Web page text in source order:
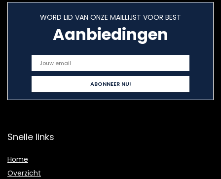
WORD LID VAN ONZE MAILLIJST VOOR BEST
Aanbiedingen
Snelle links
Home
Overzicht